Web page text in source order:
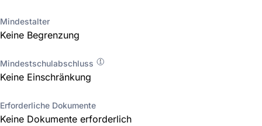
Mindestalter
Keine Begrenzung
Mindestschulabschluss
Keine Einschränkung
Erforderliche Dokumente
Keine Dokumente erforderlich